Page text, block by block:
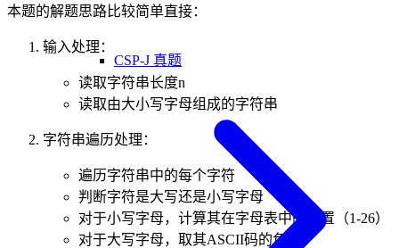
CSP-J 真题
本题的解题思路比较简单直接：
输入处理：
读取字符串长度n
读取由大小写字母组成的字符串
字符串遍历处理：
遍历字符串中的每个字符
判断字符是大写还是小写字母
对于小写字母，计算其在字母表中的位置（1-26）
对于大写字母，取其ASCII码的负值